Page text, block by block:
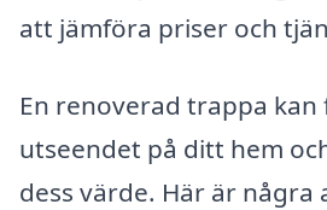
att jämföra priser och
En renoverad trappa kan
utseendet på ditt hem
dess värde. Här är några